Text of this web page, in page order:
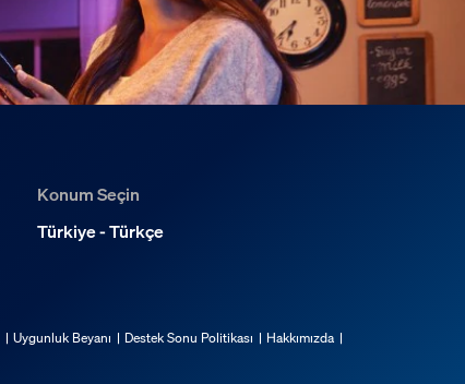
Konum Seçin
Türkiye - Türkçe
Uygunluk Beyanı Destek Sonu Politikası
Hakkımızda